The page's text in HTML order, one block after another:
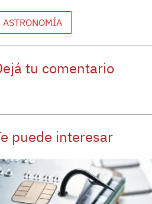
ASTRONOMÍA
tu comentario
puede interesar